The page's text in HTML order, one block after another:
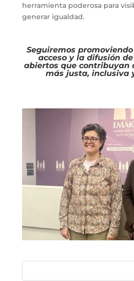
herramienta poderosa para
generar igualdad.
Seguiremos
acceso y la difusión
abiertos que contribuyan
más justa, inclusiva